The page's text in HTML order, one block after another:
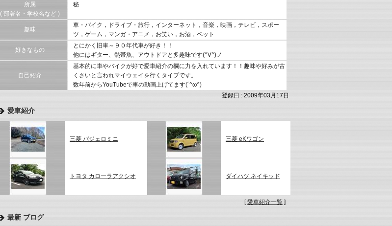
所属
( 部署名・学校名など )
秘
趣味
車・バイク，ドライブ・旅行，インターネット，音楽，映画，テレビ，スポー
ツ，ゲーム，マンガ・アニメ，お笑い，お酒，ペット
好きなもの
とにかく旧車～９０年代車が好き！！
他にはギター、熱帯魚、アウトドアと多趣味です(^∀^)ノ
自己紹介
基本的に車やバイクが好で愛車紹介の欄に力を入れています！！趣味や好みが古
くさいと言われマイウェイを行くタイプです。
数年前からYouTubeで車の動画上げてます(´^ω^)
登録日 : 2009年03月17日
愛車紹介
三菱 パジェロミニ 三菱 eKワゴン
トヨタ カローラアクシオ ダイハツ ネイキッド
[愛車紹介一覧 ]
最新 ブログ